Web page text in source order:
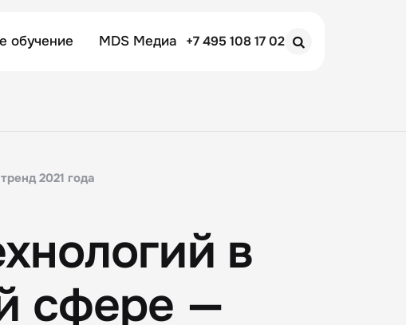
+7 495 108 17 02
обучение MDS Медиа
2021 года
в
сфере —